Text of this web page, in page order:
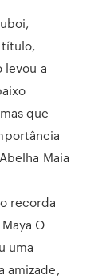
levou a
que
Maia
recorda
O
uma
amizade,